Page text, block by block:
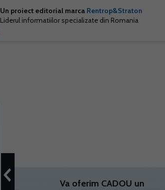
Un proiect editorial marca Rentrop&Straton
Liderul informatiilor specializate din Romania
Va oferim CADOU un